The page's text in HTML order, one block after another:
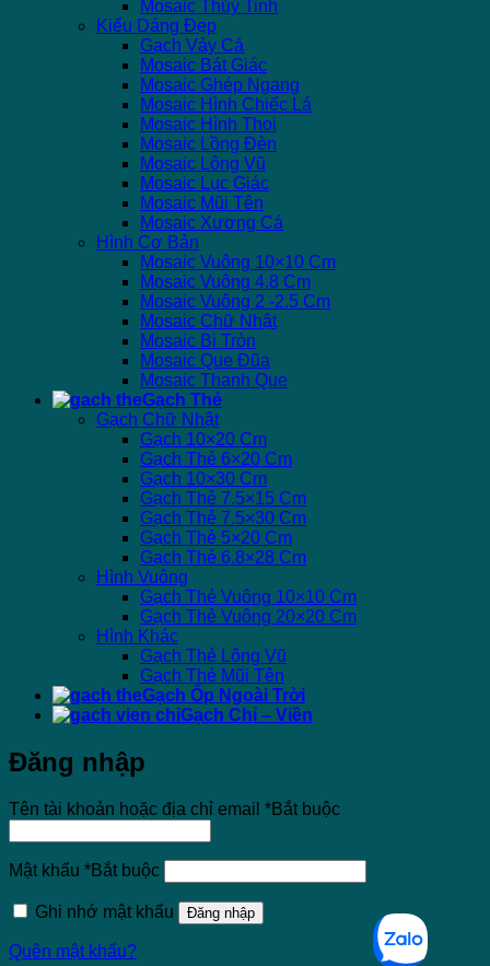
Mosaic Thủy Tinh
Kiểu Dáng Đẹp
Gạch Vảy Cá
Mosaic Bát Giác
Mosaic Ghép Ngang
Mosaic Hình Chiếc Lá
Mosaic Hình Thoi
Mosaic Lồng Đèn
Mosaic Lông Vũ
Mosaic Lục Giác
Mosaic Mũi Tên
Mosaic Xương Cá
Hình Cơ Bản
Mosaic Vuông 10×10 Cm
Mosaic Vuông 4.8 Cm
Mosaic Vuông 2 -2.5 Cm
Mosaic Chữ Nhật
Mosaic Bi Tròn
Mosaic Que Đũa
Mosaic Thanh Que
Gạch Thẻ
Gạch Chữ Nhật
Gạch 10×20 Cm
Gạch Thẻ 6×20 Cm
Gạch 10×30 Cm
Gạch Thẻ 7.5×15 Cm
Gạch Thẻ 7.5×30 Cm
Gạch Thẻ 5×20 Cm
Gạch Thẻ 6.8×28 Cm
Hình Vuông
Gạch Thẻ Vuông 10×10 Cm
Gạch Thẻ Vuông 20×20 Cm
Hình Khác
Gạch Thẻ Lông Vũ
Gạch Thẻ Mũi Tên
Gạch Ốp Ngoài Trời
Gạch Chỉ – Viền
Đăng nhập
Tên tài khoản hoặc địa chỉ email *Bắt buộc
Mật khẩu *Bắt buộc
Ghi nhớ mật khẩu Đăng nhập
Quên mật khẩu?